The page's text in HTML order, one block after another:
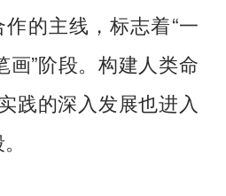
的主线，标志着“一
画”阶段。构建人类命
践的深入发展也进入